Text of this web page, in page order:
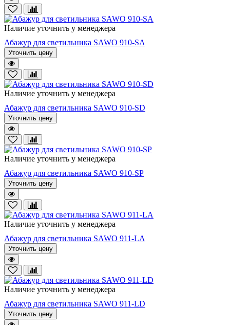
Наличие уточнить у менеджера
Абажур для светильника SAWO 910-SA
Уточнить цену
Наличие уточнить у менеджера
Абажур для светильника SAWO 910-SD
Уточнить цену
Наличие уточнить у менеджера
Абажур для светильника SAWO 910-SP
Уточнить цену
Наличие уточнить у менеджера
Абажур для светильника SAWO 911-LA
Уточнить цену
Наличие уточнить у менеджера
Абажур для светильника SAWO 911-LD
Уточнить цену